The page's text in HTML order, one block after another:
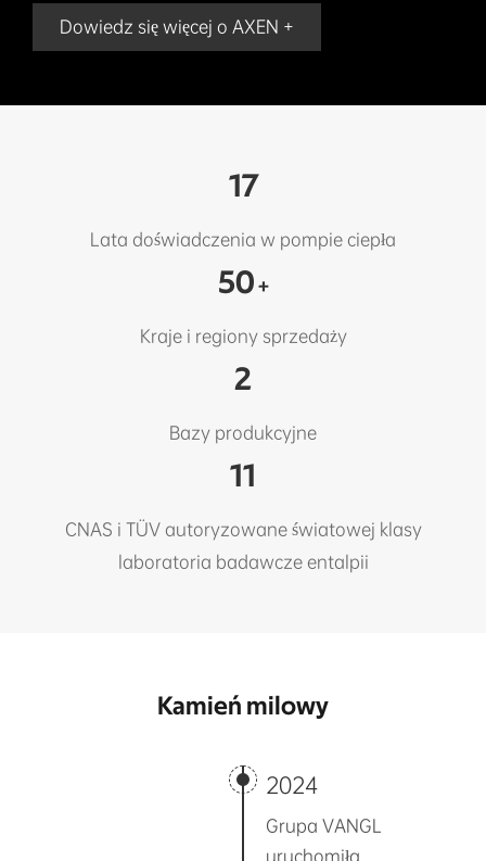
Dowiedz się więcej o AXEN +
17
Lata doświadczenia w pompie ciepła
50 +
Kraje i regiony sprzedaży
2
Bazy produkcyjne
11
CNAS i TÜV autoryzowane światowej klasy
laboratoria badawcze entalpii
Kamień milowy
2024
Grupa VANGL